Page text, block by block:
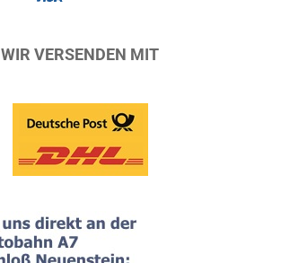
WIR VERSENDEN MIT